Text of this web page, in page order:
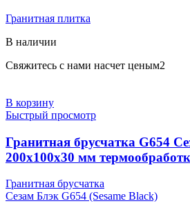
Гранитная плитка
В наличии
Свяжитесь с нами насчет ценым2
В корзину
Быстрый просмотр
Гранитная брусчатка G654
200х100х30 мм
Гранитная брусчатка
Сезам Блэк G654 (Sesame Black)